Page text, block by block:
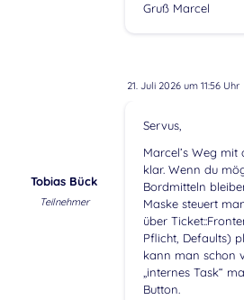
Gruß Marcel
21. Juli 2026 um 11:56 Uhr
Tobias Bück
Teilnehmer
Servus,
Marcel’s Weg mit
klar. Wenn du
Bordmitteln
Maske steuert
über
Pflicht, Defaults)
kann man schon
„internes Task“
Button.